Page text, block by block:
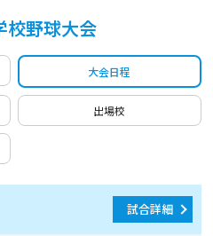
校野球大会
大会日程
出場校
試合詳細